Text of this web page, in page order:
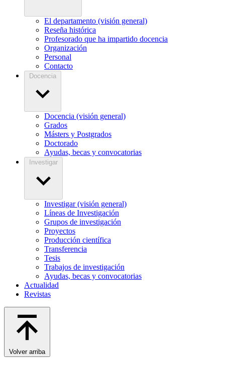
El departamento (visión general)
Reseña histórica
Profesorado que ha impartido docencia
Organización
Personal
Contacto
Docencia
Docencia (visión general)
Grados
Másters y Postgrados
Doctorado
Ayudas, becas y convocatorias
Investigar
Investigar (visión general)
Líneas de Investigación
Grupos de investigación
Proyectos
Producción científica
Transferencia
Tesis
Trabajos de investigación
Ayudas, becas y convocatorias
Actualidad
Revistas
Volver arriba